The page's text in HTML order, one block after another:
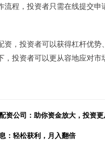
流程，投资者只需在线提交
资，投资者可以获得杠杆优
投资者可以更从容地应对市
资公司：助你资金放大，投资
：轻松获利，月入翻倍